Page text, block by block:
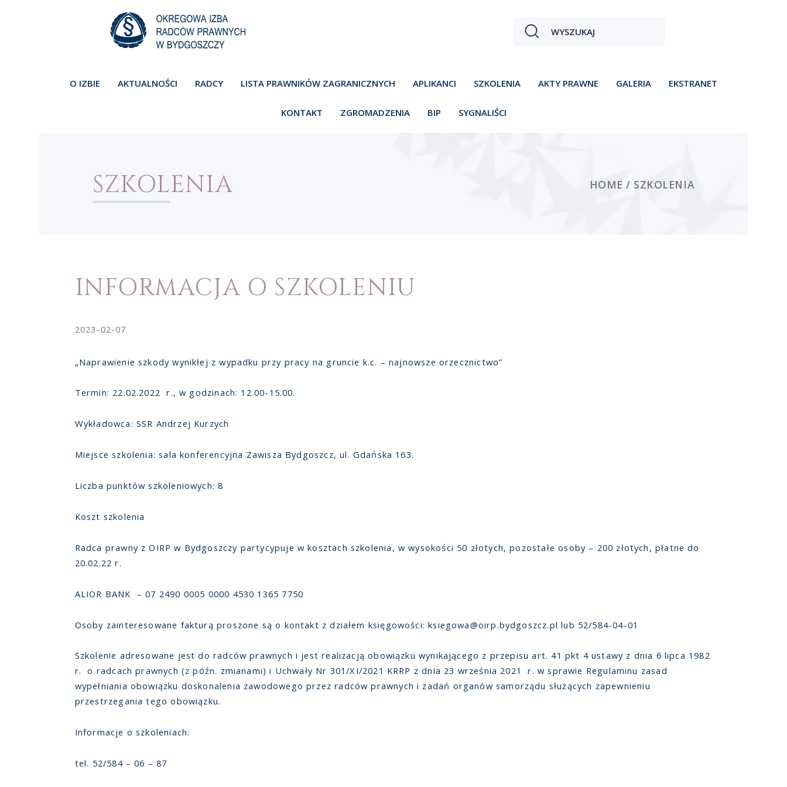
O IZBIE AKTUALNOŚCI RADCY LISTA PRAWNIKÓW ZAGRANICZNYCH APLIKANCI SZKOLENIA AKTY PRAWNE GALERIA EKSTRANET
KONTAKT ZGROMADZENIA BIP SYGNALIŚCI
SZKOLENIA HOME / SZKOLENIA
INFORMACJA O SZKOLENIU
2023-02-07
„Naprawienie szkody wynikłej z wypadku przy pracy na gruncie k.c. – najnowsze orzecznictwo”
Termin: 22.02.2022 r., w godzinach: 12.00-15.00.
Wykładowca: SSR Andrzej Kurzych
Miejsce szkolenia: sala konferencyjna Zawisza Bydgoszcz, ul. Gdańska 163.
Liczba punktów szkoleniowych: 8
Koszt szkolenia
Radca prawny z OIRP w Bydgoszczy partycypuje w kosztach szkolenia, w wysokości 50 złotych, pozostałe osoby – 200 złotych, płatne do
20.02.22 r.
ALIOR BANK – 07 2490 0005 0000 4530 1365 7750
Osoby zainteresowane fakturą proszone są o kontakt z działem księgowości: ksiegowa@oirp.bydgoszcz.pl lub 52/584-04-01
Szkolenie adresowane jest do radców prawnych i jest realizacją obowiązku wynikającego z przepisu art. 41 pkt 4 ustawy z dnia 6 lipca 1982
r. o radcach prawnych (z późn. zmianami) i Uchwały Nr 301/XI/2021 KRRP z dnia 23 września 2021 r. w sprawie Regulaminu zasad
wypełniania obowiązku doskonalenia zawodowego przez radców prawnych i zadań organów samorządu służących zapewnieniu
przestrzegania tego obowiązku.
Informacje o szkoleniach:
tel. 52/584 – 06 – 87